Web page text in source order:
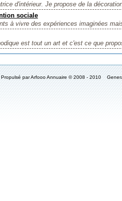
d'intérieur. Je propose de la
sociale
à vivre des expériences imaginées
est tout un art et c'est ce que
Propulsé par Arfooo Annuaire © 2008 - 2010